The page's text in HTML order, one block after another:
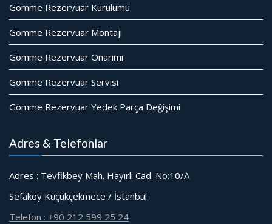
Gömme Rezervuar Kurulumu
Gömme Rezervuar Montajı
Gömme Rezervuar Onarımı
Gömme Rezervuar Servisi
Gömme Rezervuar Yedek Parça Değişimi
Adres & Telefonlar
Adres : Tevfikbey Mah. Hayırlı Cad. No:10/A
Sefaköy Küçükçekmece / İstanbul
Telefon : +90 212 599 25 24